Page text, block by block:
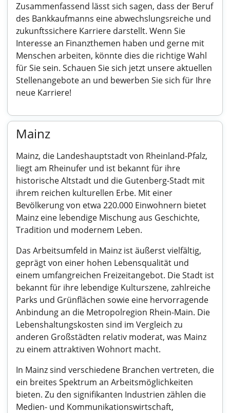
Zusammenfassend lässt sich sagen, dass der Beruf
des Bankkaufmanns eine abwechslungsreiche und
zukunftssichere Karriere darstellt. Wenn Sie
Interesse an Finanzthemen haben und gerne mit
Menschen arbeiten, könnte dies die richtige Wahl
für Sie sein. Schauen Sie sich jetzt unsere aktuellen
Stellenangebote an und bewerben Sie sich für Ihre
neue Karriere!
Mainz
Mainz, die Landeshauptstadt von Rheinland-Pfalz,
liegt am Rheinufer und ist bekannt für ihre
historische Altstadt und die Gutenberg-Stadt mit
ihrem reichen kulturellen Erbe. Mit einer
Bevölkerung von etwa 220.000 Einwohnern bietet
Mainz eine lebendige Mischung aus Geschichte,
Tradition und modernem Leben.
Das Arbeitsumfeld in Mainz ist äußerst vielfältig,
geprägt von einer hohen Lebensqualität und
einem umfangreichen Freizeitangebot. Die Stadt ist
bekannt für ihre lebendige Kulturszene, zahlreiche
Parks und Grünflächen sowie eine hervorragende
Anbindung an die Metropolregion Rhein-Main. Die
Lebenshaltungskosten sind im Vergleich zu
anderen Großstädten relativ moderat, was Mainz
zu einem attraktiven Wohnort macht.
In Mainz sind verschiedene Branchen vertreten, die
ein breites Spektrum an Arbeitsmöglichkeiten
bieten. Zu den signifikanten Industrien zählen die
Medien- und Kommunikationswirtschaft,